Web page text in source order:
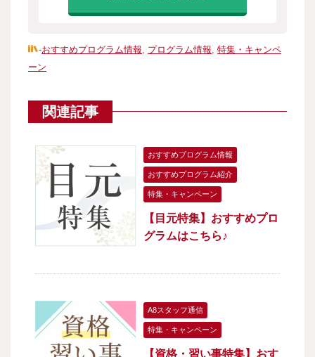
-おすすめプログラム情報 プログラム情報 特集・キャンペ
ーン
関連記事
おすすめプログラム情報
おすすめプログラム紹介
特集・キャンペーン
【目元特集】おすすめプロ
グラムはこちら♪
A8スタッフ通信
特集・キャンペーン
【資格・習い事特集】おす